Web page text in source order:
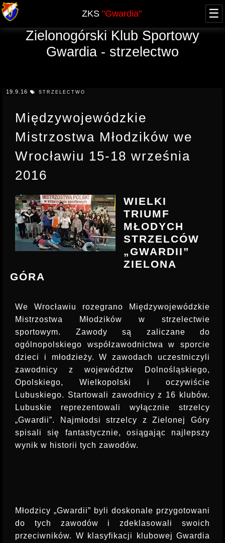
ZKS"Gwardia" ☰
JUBILEUSZ 60-lecia
REGULAMINY, UPRAWNIENIA
XXV FOOM 2019
ARCHIWUM
PRZYSTĄPIENIE
REGULAMIN
LICENCJA PZSS
POZWOLENIE NA BROŃ
KURSY
TERMINY KURSÓW, UPRAWNIENIA
KWALIFIKOWANY PRACOWNIK OCHRONY
DOSKONALĄCY PRACOWNIKA OCHRONY
KURS DETEKTYWA
PROWADZĄCY STRZELANIE
INSTRUKTOR STRZELECTWA
Zielonogórski Klub Sportowy
Gwardia - strzelectwo
Międzywojewódzkie
Mistrzostwa Młodzików we
Wrocławiu 15-18 września
2016
19.9.16 STRZELECTWO
WIELKI
TRIUMF
MŁODYCH
STRZELCÓW
„GWARDII”
ZIELONA
GÓRA
We Wrocławiu rozegrano Międzywojewódzkie
Mistrzostwa Młodzików w strzelectwie
sportowym. Zawody są zaliczane do
ogólnopolskiego współzawodnictwa w sporcie
dzieci i młodzieży. W zawodach uczestniczyli
zawodnicy z województw Dolnośląskiego,
Opolskiego, Wielkopolski i oczywiście
Lubuskiego. Startowali zawodnicy z 16 klubów.
Lubuskie reprezentowali wyłącznie strzelcy
„Gwardii”. Najmłodsi strzelcy z Zielonej Góry
spisali się fantastycznie, osiągając najlepszy
wynik w historii tych zawodów.
Młodzicy „Gwardii” byli doskonale przygotowani
do tych zawodów i zdeklasowali swoich
przeciwników. W klasyfikacji klubowej Gwardia